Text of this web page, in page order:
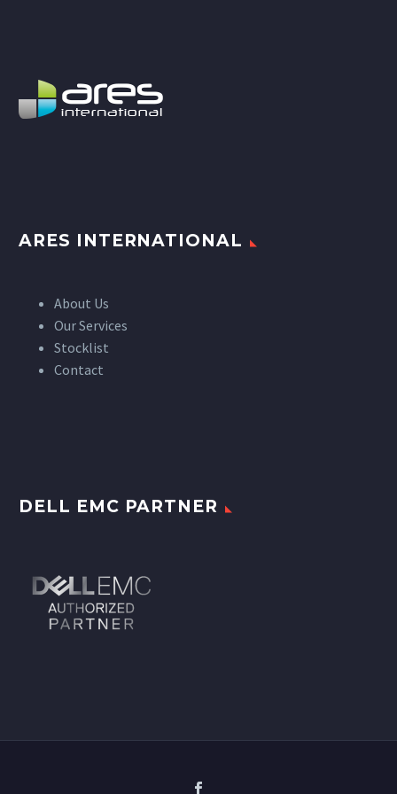
ARES INTERNATIONAL
About Us
Our Services
Stocklist
Contact
DELL EMC PARTNER